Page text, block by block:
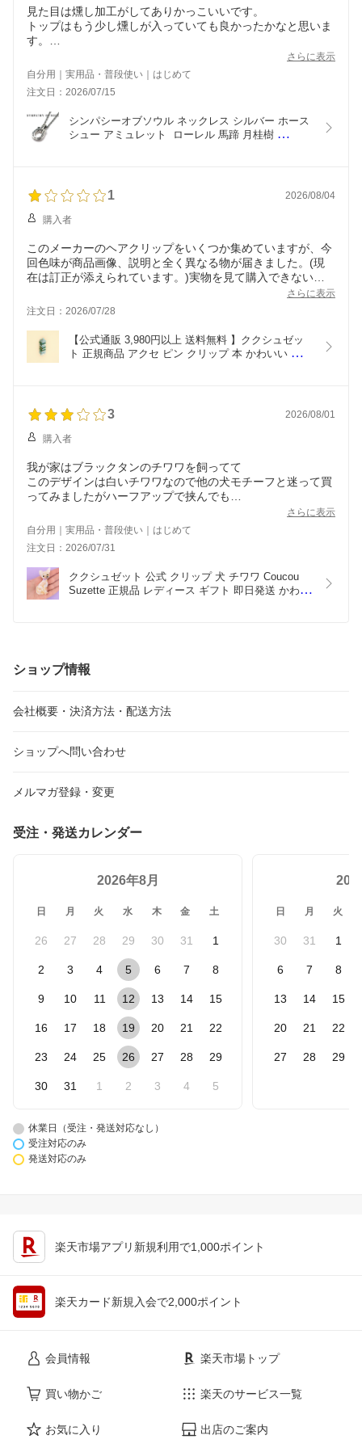
見た目は燻し加工がしてありかっこいいです。
トップはもう少し燻しが入っていても良かったかなと思いま
す。
また、写真で見るより実物のほうがチェーンが細かったで
す。
全体的には非常に満足のいく商品でした。
さらに表示
自分用｜実用品・普段使い｜はじめて
注文日：2026/07/15
シンパシーオブソウル ネックレス シルバー ホース
シュー アミュレット  ローレル 馬蹄 月桂樹
1 2026/08/04
購入者
このメーカーのヘアクリップをいくつか集めていますが、今
回色味が商品画像、説明と全く異なる物が届きました。(現
在は訂正が添えられています。)実物を見て購入できないの
さらに表示
注文日：2026/07/28
【公式通販 3,980円以上 送料無料 】ククシュゼッ
ト 正規商品 アクセ ピン クリップ 本 かわいい ギフ
3 2026/08/01
購入者
我が家はブラックタンのチワワを飼ってて
このデザインは白いチワワなので他の犬モチーフと迷って買
ってみましたがハーフアップで挟んでも
サイズが小さくて挟み口も他の買った物より緩いです。可愛
さらに表示
自分用｜実用品・普段使い｜はじめて
注文日：2026/07/31
ククシュゼット 公式 クリップ 犬 チワワ Coucou
Suzette 正規品 レディース ギフト 即日発送 かわい
ショップ情報
会社概要・決済方法・配送方法
ショップへ問い合わせ
メルマガ登録・変更
受注・発送カレンダー
2026年8月
日 月 火 水 木 金 土
26 27 28 29 30 31 1
2 3 4 5 6 7 8
9 10 11 12 13 14 15
16 17 18 19 20 21 22
23 24 25 26 27 28 29
30 31 1 2 3 4 5
日 月 火
30 31 1
6 7 8
13 14 15
20 21 22
27 28 29
休業日（受注・発送対応なし）
受注対応のみ
発送対応のみ
楽天市場アプリ新規利用で1,000ポイント
楽天カード新規入会で2,000ポイント
会員情報
買い物かご
お気に入り
楽天市場トップ
楽天のサービス一覧
出店のご案内